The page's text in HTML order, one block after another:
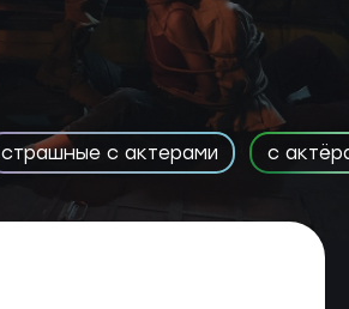
страшные с актерами с